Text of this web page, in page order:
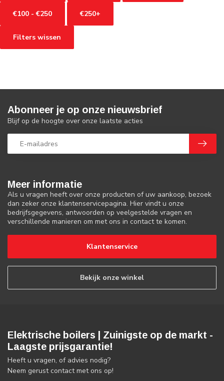
€100 - €250 €250+
Filters wissen
Meer informatie
Als u vragen heeft over onze producten of uw aankoop, bezoek
dan zeker onze klantenservicepagina. Hier vindt u onze
bedrijfsgegevens, antwoorden op veelgestelde vragen en
verschillende manieren om met ons in contact te komen.
Klantenservice
Bekijk onze winkel
Abonneer je op onze nieuwsbrief
Blijf op de hoogte over onze laatste acties
Elektrische boilers | Zuinigste op de markt -
Laagste prijsgarantie!
Heeft u vragen, of advies nodig?
Neem gerust contact met ons op!